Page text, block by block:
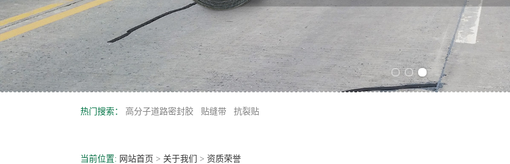
热门搜索： 高分子道路密封胶 贴缝带 抗裂贴
当前位置: 网站首页 > 关于我们 > 资质荣誉